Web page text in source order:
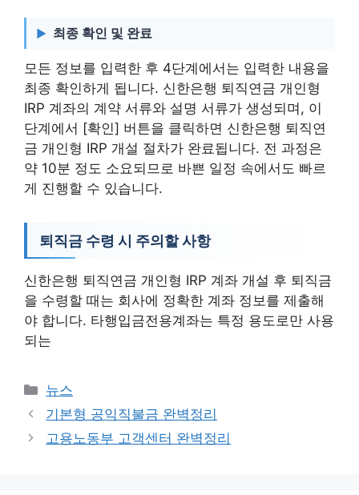
최종 확인 및 완료
모든 정보를 입력한 후 4단계에서는 입력한 내용을
최종 확인하게 됩니다. 신한은행 퇴직연금 개인형
IRP 계좌의 계약 서류와 설명 서류가 생성되며, 이
단계에서 [확인] 버튼을 클릭하면 신한은행 퇴직연
금 개인형 IRP 개설 절차가 완료됩니다. 전 과정은
약 10분 정도 소요되므로 바쁜 일정 속에서도 빠르
게 진행할 수 있습니다.
퇴직금 수령 시 주의할 사항
신한은행 퇴직연금 개인형 IRP 계좌 개설 후 퇴직금
을 수령할 때는 회사에 정확한 계좌 정보를 제출해
야 합니다. 타행입금전용계좌는 특정 용도로만 사용
되는
카
테
고
리
뉴스
기본형 공익직불금 완벽정리
고용노동부 고객센터 완벽정리